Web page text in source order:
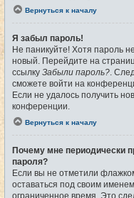
Вернуться к началу
Я забыл пароль!
Не паникуйте! Хотя пароль
новый. Перейдите на
ссылку Забыли пароль? .
сможете войти на
Если не удалось получить
конференции.
Вернуться к началу
Почему мне периодически
пароля?
Если вы не отметили
оставаться под своим
ограниченное время. Это